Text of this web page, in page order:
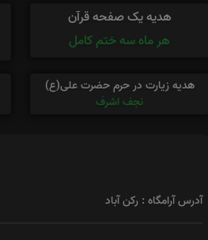
هدیه یک صفحه قرآن
هر ماه سه ختم کامل
هدیه زیارت در حرم حضرت علی(ع)
نجف اشرف
آدرس آرامگاه : رکن آباد